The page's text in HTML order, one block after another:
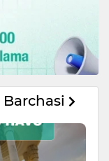
Barchasi